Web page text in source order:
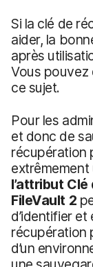
Si la clé de
aider, la
après
Vous pouvez
ce sujet.
Pour les
et donc de
récupération
extrêmement
l’attribut
FileVault 2
d’identifier
récupération
d’un